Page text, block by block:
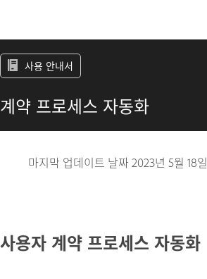
사용 안내서
계약 프로세스 자동화
마지막 업데이트 날짜2023년 5월 18일
사용자 계약 프로세스 자동화